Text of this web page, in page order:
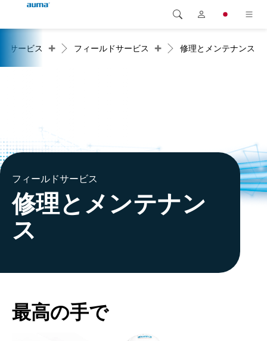
製品
サービス
弊社概要
連絡先
Global
北米
検索
サービス + フィールドサービス + 修理とメンテナンス
フィールドサービス
修理とメンテナン
ス
最高の手で